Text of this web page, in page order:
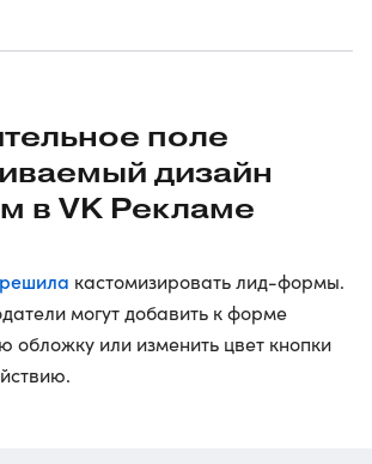
поле
дизайн
в VK Рекламе
кастомизировать лид-формы.
могут добавить к форме
обложку или изменить цвет кнопки